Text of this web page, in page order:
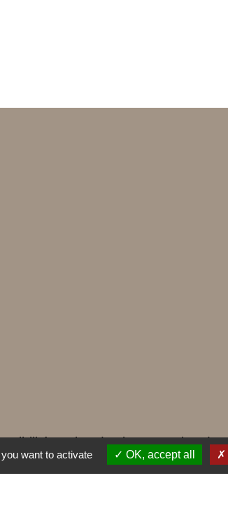
- Plan du site - Gestion
want to activate OK, accept all